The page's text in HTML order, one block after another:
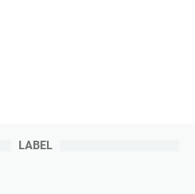
LABEL